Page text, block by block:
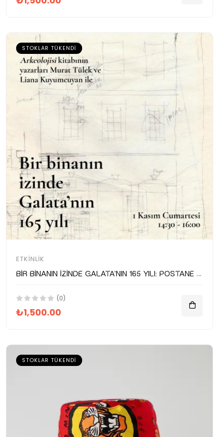
STOKLAR TÜKENDI
ETKINLIK
Bir binanın izinde Galata’nın 165 yılı: Postane bina turu
(0)
₺1,500.00
STOKLAR TÜKENDI